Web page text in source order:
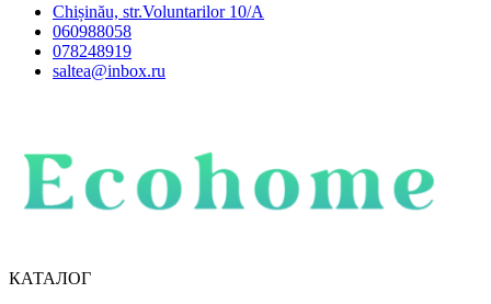
Chișinău, str.Voluntarilor 10/A
060988058
078248919
saltea@inbox.ru
КАТАЛОГ